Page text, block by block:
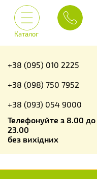
Каталог
+38 (095) 010 2225
+38 (098) 750 7952
+38 (093) 054 9000
Телефонуйте з 8.00 до
23.00
без вихідних